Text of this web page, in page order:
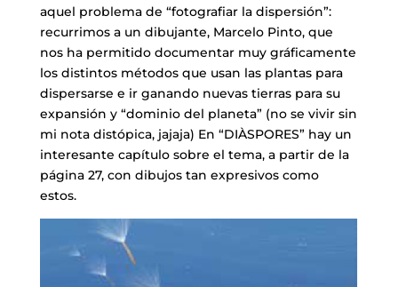
aquel problema de “fotografiar la dispersión”:
recurrimos a un dibujante, Marcelo Pinto, que
nos ha permitido documentar muy gráficamente
los distintos métodos que usan las plantas para
dispersarse e ir ganando nuevas tierras para su
expansión y “dominio del planeta” (no se vivir sin
mi nota distópica, jajaja) En “DIÀSPORES” hay un
interesante capítulo sobre el tema, a partir de la
página 27, con dibujos tan expresivos como
estos.